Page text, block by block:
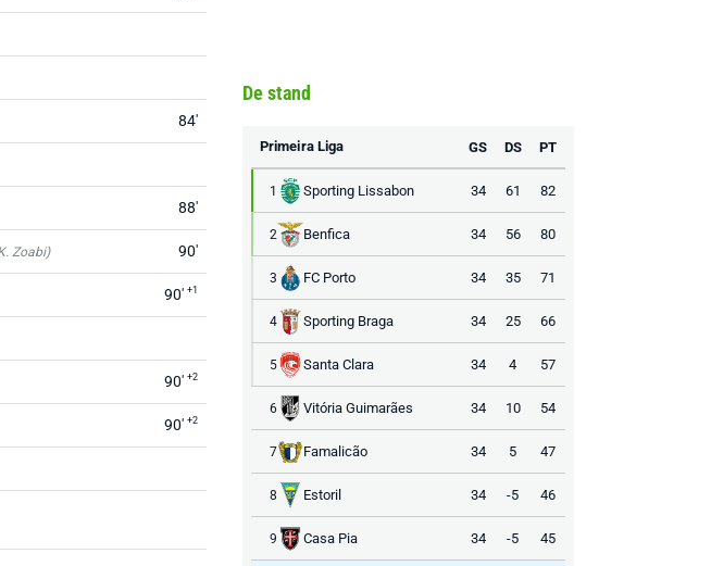
84'
88'
Zoabi) 90'
90' +1
90' +2
90' +2
De stand
Primeira Liga GS DS PT
1 Sporting Lissabon 34 61 82
2 Benfica 34 56 80
3 FC Porto 34 35 71
4 Sporting Braga 34 25 66
5 Santa Clara 34 4 57
6 Vitória Guimarães 34 10 54
7 Famalicão 34 5 47
8 Estoril 34 -5 46
9 Casa Pia 34 -5 45